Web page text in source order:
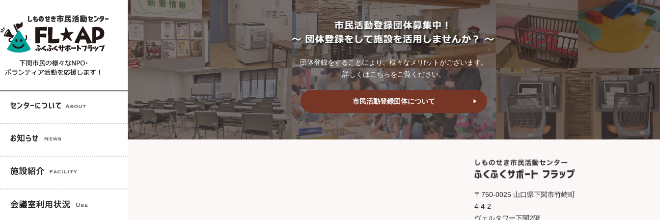
団体登録をすることにより、様々なメリfットがございます。
詳しくはこちらをご覧ください。
市民活動登録団体について
〒750-0025 山口県下関市竹崎町
4-4-2
ヴェルタワー下関2階